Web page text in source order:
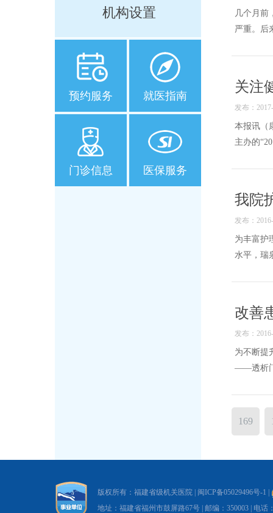
机构设置
预约服务 就医指南
门诊信息 医保服务
几个月前
严重。后
关注
发布：
本报讯（
主办的
我院
发布：
为丰富护
水平，瑞
改善
发布：
为不断提
——透析门
169
版权所有：福建省级机关医院 | 闽ICP备05029496号-1
地址：福建省福州市鼓屏路67号 | 邮编：350003 | 电话